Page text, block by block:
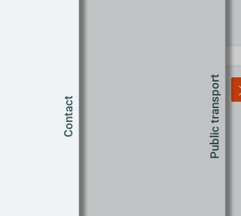
Contact Public transport